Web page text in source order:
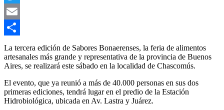
Twitter
Email
Compartir
La tercera edición de Sabores Bonaerenses, la feria de alimentos
artesanales más grande y representativa de la provincia de Buenos
Aires, se realizará este sábado en la localidad de Chascomús.
El evento, que ya reunió a más de 40.000 personas en sus dos
primeras ediciones, tendrá lugar en el predio de la Estación
Hidrobiológica, ubicada en Av. Lastra y Juárez.